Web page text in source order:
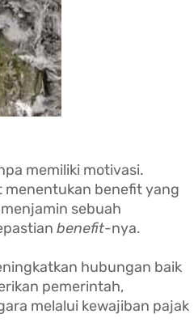
memiliki motivasi.
menentukan benefit yang
sebuah
benefit-nya.
hubungan baik
pemerintah,
melalui kewajiban pajak